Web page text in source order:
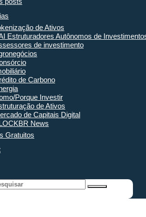
de Ativos
Estruturadores Autônomos de
de investimento
de Carbono
Porque Investir
de Ativos
de Capitais Digital
News
Gratuitos